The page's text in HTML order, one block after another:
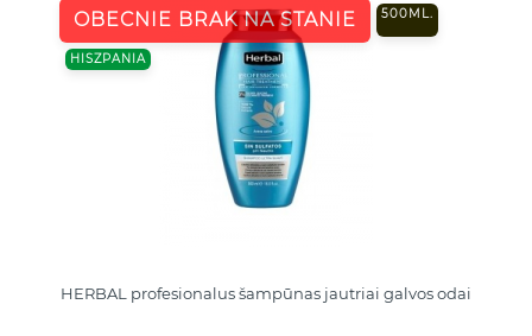
OBECNIE BRAK NA STANIE 500ML.
HISZPANIA
HERBAL profesionalus šampūnas jautriai galvos odai